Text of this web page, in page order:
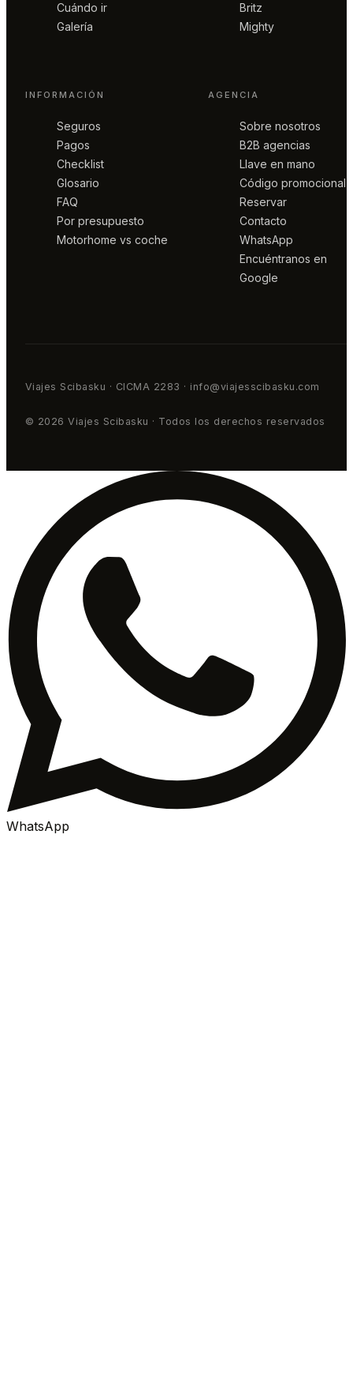
Cuándo ir
Galería
Britz
Mighty
INFORMACIÓN
Seguros
Pagos
Checklist
Glosario
FAQ
Por presupuesto
Motorhome vs coche
AGENCIA
Sobre nosotros
B2B agencias
Llave en mano
Código promocional
Reservar
Contacto
WhatsApp
Encuéntranos en
Google
Viajes Scibasku · CICMA 2283 · info@viajesscibasku.com
© 2026 Viajes Scibasku · Todos los derechos reservados
WhatsApp